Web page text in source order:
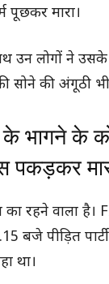
पूछकर मारा।
उन लोगों ने
सोने की अंगूठी भी
के भागने के
पकड़कर
का रहने वाला
बजे पीड़ित
था।